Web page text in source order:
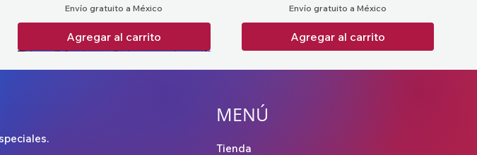
Envío gratuito a México
Agregar al carrito
Envío gratuito a México
Agregar al carrito
MENÚ
Tienda